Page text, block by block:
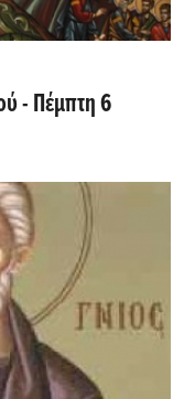
- Πέμπτη 6